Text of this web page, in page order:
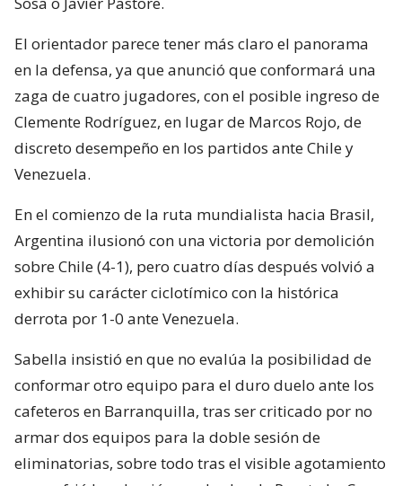
El orientador parece tener más claro el panorama
en la defensa, ya que anunció que conformará una
zaga de cuatro jugadores, con el posible ingreso de
Clemente Rodríguez, en lugar de Marcos Rojo, de
discreto desempeño en los partidos ante Chile y
Venezuela.
En el comienzo de la ruta mundialista hacia Brasil,
Argentina ilusionó con una victoria por demolición
sobre Chile (4-1), pero cuatro días después volvió a
exhibir su carácter ciclotímico con la histórica
derrota por 1-0 ante Venezuela.
Sabella insistió en que no evalúa la posibilidad de
conformar otro equipo para el duro duelo ante los
cafeteros en Barranquilla, tras ser criticado por no
armar dos equipos para la doble sesión de
eliminatorias, sobre todo tras el visible agotamiento